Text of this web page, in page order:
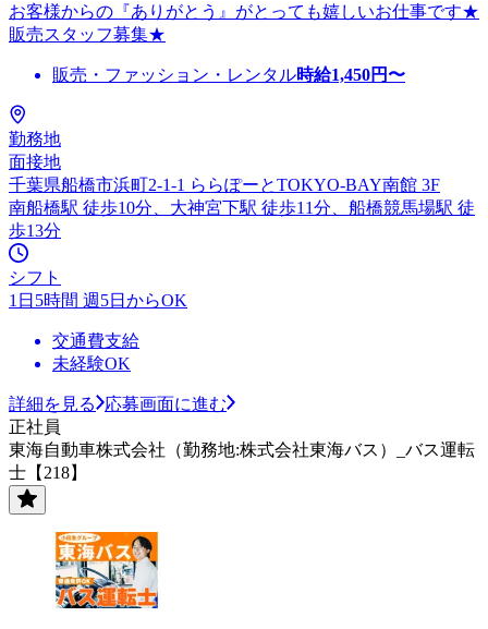
お客様からの『ありがとう』がとっても嬉しいお仕事です★
販売スタッフ募集★
販売・ファッション・レンタル時給1,450円〜
勤務地
面接地
千葉県船橋市浜町2-1-1 ららぽーとTOKYO-BAY南館 3F
南船橋駅 徒歩10分、大神宮下駅 徒歩11分、船橋競馬場駅 徒
歩13分
シフト
1日5時間 週5日からOK
交通費支給
未経験OK
詳細を見る
応募画面に進む
正社員
東海自動車株式会社（勤務地:株式会社東海バス）_バス運転
士【218】